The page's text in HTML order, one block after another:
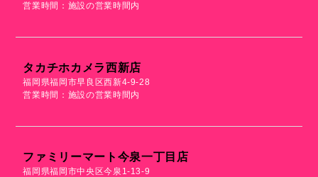
営業時間：施設の営業時間内
タカチホカメラ西新店
福岡県福岡市早良区西新4-9-28
営業時間：施設の営業時間内
ファミリーマート今泉一丁目店
福岡県福岡市中央区今泉1-13-9